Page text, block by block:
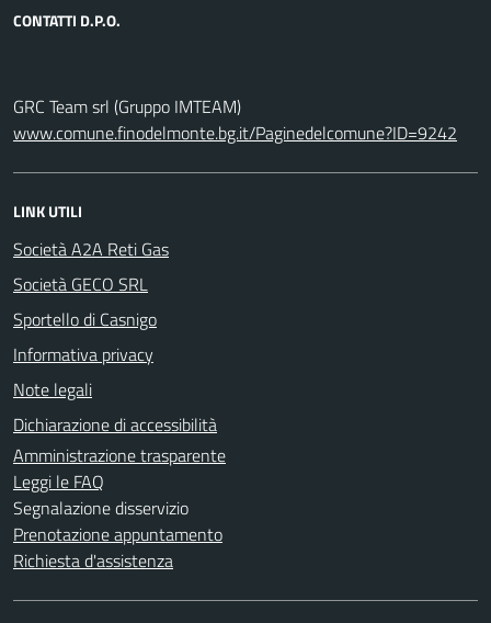
CONTATTI D.P.O.
GRC Team srl (Gruppo IMTEAM)
www.comune.finodelmonte.bg.it/Paginedelcomune?ID=9242
LINK UTILI
Società A2A Reti Gas
Società GECO SRL
Sportello di Casnigo
Informativa privacy
Note legali
Dichiarazione di accessibilità
Amministrazione trasparente
Leggi le FAQ
Segnalazione disservizio
Prenotazione appuntamento
Richiesta d'assistenza